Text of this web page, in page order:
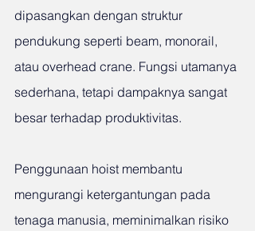
dipasangkan dengan struktur
pendukung seperti beam, monorail,
atau overhead crane. Fungsi utamanya
sederhana, tetapi dampaknya sangat
besar terhadap produktivitas.
Penggunaan hoist membantu
mengurangi ketergantungan pada
tenaga manusia, meminimalkan risiko